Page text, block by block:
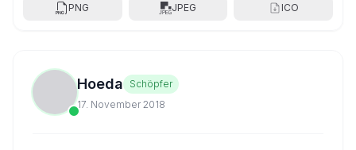
PNG JPEG ICO
Hoeda
Schöpfer
17. November 2018